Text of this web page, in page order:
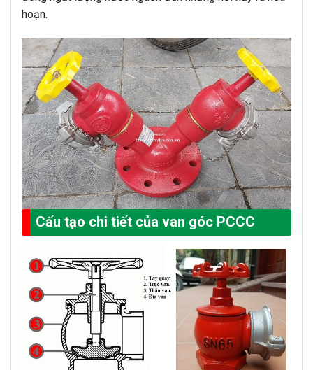
hoạn.
Cấu tạo chi tiết của van góc PCCC